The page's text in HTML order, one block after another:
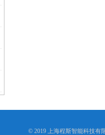
© 2019 上海程斯智能科技有